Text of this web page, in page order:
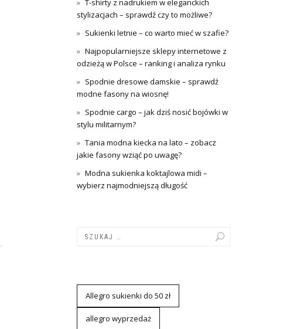
T-shirty z nadrukiem w eleganckich
stylizacjach – sprawdź czy to możliwe?
Sukienki letnie – co warto mieć w szafie?
Najpopularniejsze sklepy internetowe z
odzieżą w Polsce – ranking i analiza rynku
Spodnie dresowe damskie – sprawdź
modne fasony na wiosnę!
Spodnie cargo – jak dziś nosić bojówki w
stylu militarnym?
Tania modna kiecka na lato – zobacz
jakie fasony wziąć po uwagę?
Modna sukienka koktajlowa midi –
wybierz najmodniejszą długość
Allegro sukienki do 50 zł
allegro wyprzedaż